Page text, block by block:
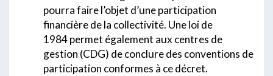
pourra faire l’objet d’une participation
financière de la collectivité. Une loi de
1984 permet également aux centres de
gestion (CDG) de conclure des conventions de
participation conformes à ce décret.